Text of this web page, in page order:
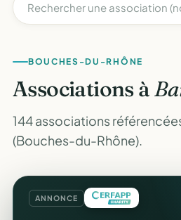
BOUCHES-DU-RHÔNE
Associations à
144 associations
(Bouches-du-Rhône).
ANNONCE